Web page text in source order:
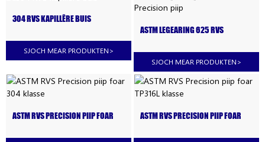
304 RVS KAPILLÊRE BUIS
SJOCH MEAR PRODUKTEN>
ASTM LEGEARING 625 RVS
SJOCH MEAR PRODUKTEN>
ASTM RVS PRECISION PIIP FOAR
ASTM RVS PRECISION PIIP FOAR